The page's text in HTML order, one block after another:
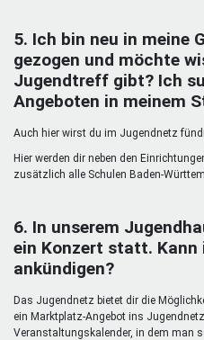
5. Ich bin neu in meine
gezogen und möchte
Jugendtreff gibt? Ich
Angeboten in meinem
Auch hier wirst du im Jugendnetz
Hier werden dir neben den
zusätzlich alle Schulen Baden-
6. In unserem
ein Konzert statt.
ankündigen?
Das Jugendnetz bietet dir die
ein Marktplatz-Angebot ins
Veranstaltungskalender, in dem man